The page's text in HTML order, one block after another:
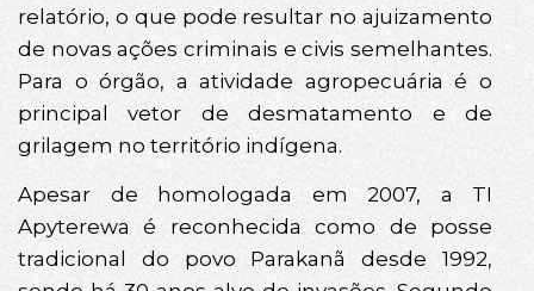
relatório, o que pode resultar no ajuizamento
de novas ações criminais e civis semelhantes.
Para o órgão, a atividade agropecuária é o
principal vetor de desmatamento e de
grilagem no território indígena.
Apesar de homologada em 2007, a TI
Apyterewa é reconhecida como de posse
tradicional do povo Parakanã desde 1992,